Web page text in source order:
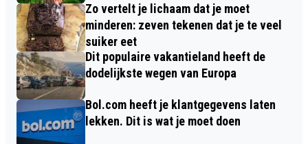
Zo vertelt je lichaam dat je moet
minderen: zeven tekenen dat je te veel
suiker eet
Dit populaire vakantieland heeft de
dodelijkste wegen van Europa
Bol.com heeft je klantgegevens laten
lekken. Dit is wat je moet doen